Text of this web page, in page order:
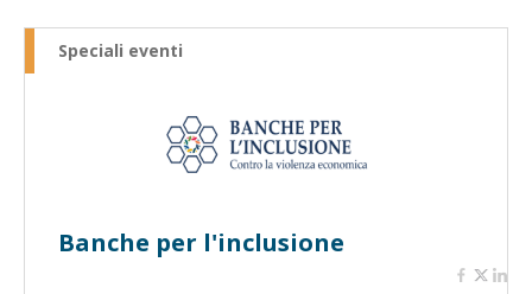
Speciali eventi
Banche per l'inclusione